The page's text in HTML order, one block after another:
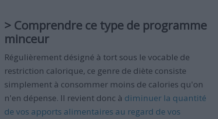
> Comprendre ce type de programme
minceur
Régulièrement désigné à tort sous le vocable de
restriction calorique, ce genre de diète consiste
simplement à consommer moins de calories qu'on
n'en dépense. Il revient donc à diminuer la quantité
de vos apports alimentaires au regard de vos